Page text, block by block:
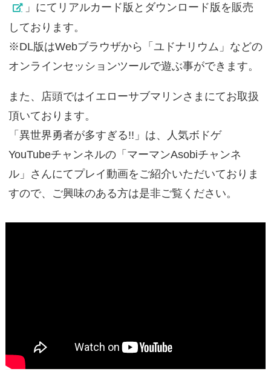
」にてリアルカード版とダウンロード版を販売
しております。
※DL版はWebブラウザから「ユドナリウム」などの
オンラインセッションツールで遊ぶ事ができます。
また、店頭ではイエローサブマリンさまにてお取扱
頂いております。
「異世界勇者が多すぎる!!」は、人気ボドゲ
YouTubeチャンネルの「マーマンAsobiチャンネ
ル」さんにてプレイ動画をご紹介いただいておりま
すので、ご興味のある方は是非ご覧ください。